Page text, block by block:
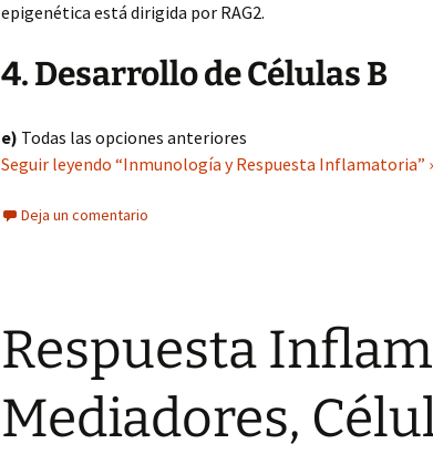
epigenética está dirigida por RAG2.
4. Desarrollo de Células B
e) Todas las opciones anteriores
Seguir leyendo “Inmunología y Respuesta Inflamatoria”
Deja un comentario
Respuesta
Mediadores,